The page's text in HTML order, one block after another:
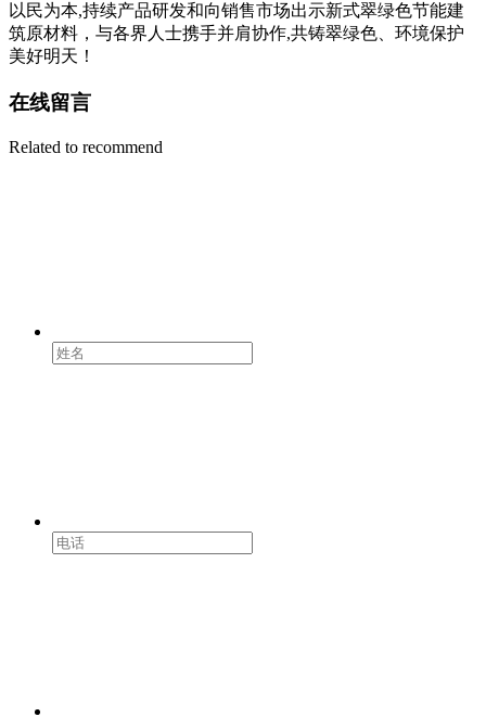
以民为本,持续产品研发和向销售市场出示新式翠绿色节能建
筑原材料，与各界人士携手并肩协作,共铸翠绿色、环境保护
美好明天！
在线留言
Related to recommend